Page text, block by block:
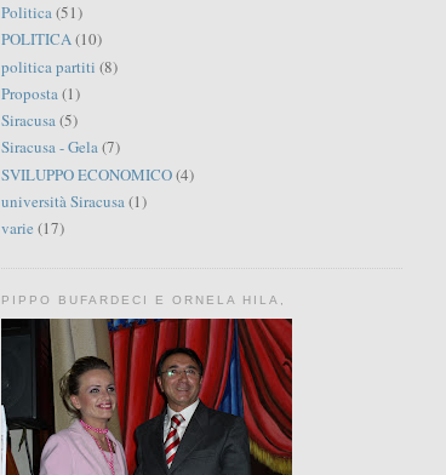
Politica(51)
POLITICA(10)
politica partiti (8)
Proposta(1)
Siracusa(5)
Siracusa - Gela(7)
SVILUPPO ECONOMICO(4)
università Siracusa(1)
varie (17)
PIPPO BUFARDECI E ORNELA HILA,